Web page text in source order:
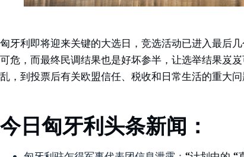
匈牙利即将迎来关键的大选日，竞选活动已进入最后
可危，而最终民调结果也是好坏参半，让选举结果岌
乱，到投票后有关欧盟信任、税收和日常生活的重大
今日匈牙利头条新闻：